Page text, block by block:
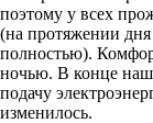
поэтому у всех
(на протяжении
полностью).
ночью. В конце
подачу
изменилось.